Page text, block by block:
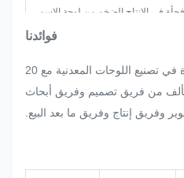
الإنتاج الضخم من لوحة الاسم،
لتلبية ذلك إذا كان يمكن تعديلها.
ونسيطر على الجودة في
العملية بأكملها لضمان استيفائها
فوائدنا
نحن مصنعون من ذوي الخبرة في تصنيع اللوحات المعدنية مع 20
من فريق تصميم وفريق أبحاث
إنتاج وفريق ما بعد البيع.